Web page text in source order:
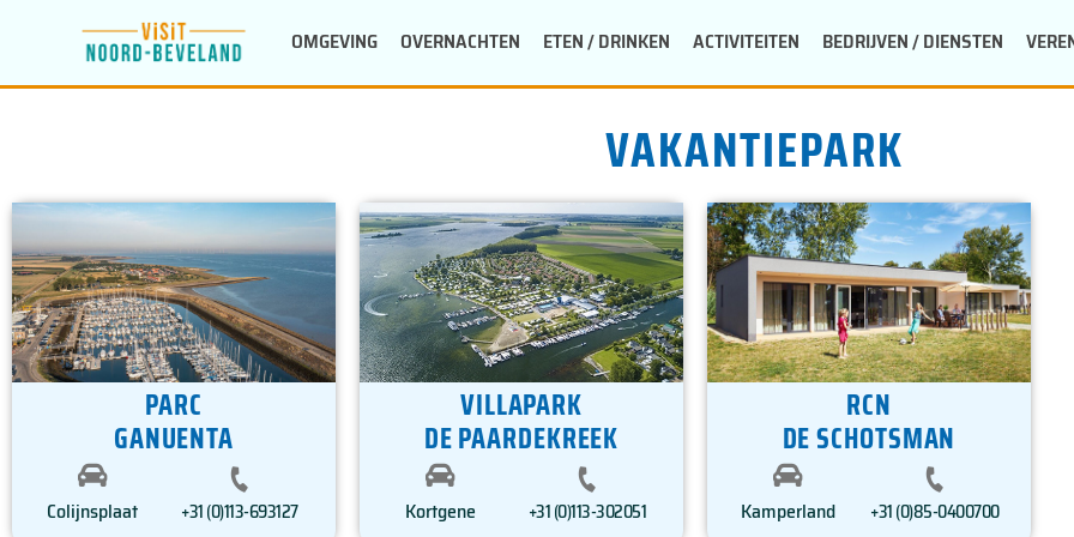
OMGEVING OVERNACHTEN ETEN / DRINKEN ACTIVITEITEN BEDRIJVEN / DIENSTEN
VAKANTIEPARK
PARC
GANUENTA
Colijnsplaat +31 (0)113-693127
VILLAPARK
DE PAARDEKREEK
Kortgene +31 (0)113-302051
RCN
DE SCHOTSMAN
Kamperland +31 (0)85-0400700